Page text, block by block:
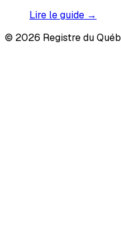
Lire le guide →
© 2026 Registre du